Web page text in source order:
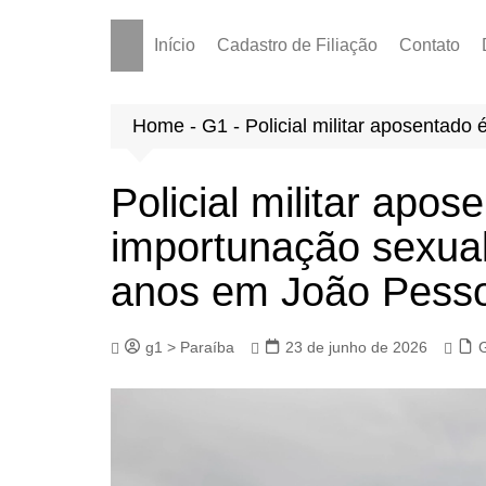
Início Cadastro de Filiação Contato
Home - G1 - Policial militar aposentado
Policial militar
importunação
anos em João
g1 > Paraíba 23 de junho de 2026